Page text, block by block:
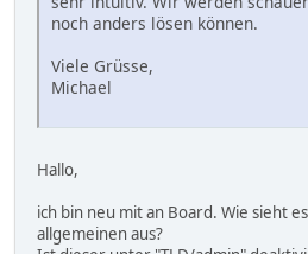
noch anders lösen können.
Viele Grüsse,
Michael
Hallo,
ich bin neu mit an Board. Wie sieht
allgemeinen aus?